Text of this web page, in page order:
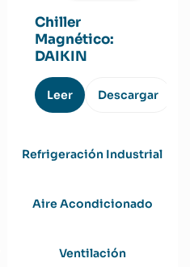
Chiller
Magnético:
DAIKIN
Leer Descargar
Refrigeración Industrial
Aire Acondicionado
Ventilación